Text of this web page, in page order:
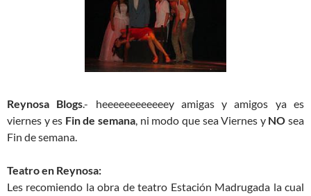
Reynosa Blogs.- heeeeeeeeeeeey amigas y amigos ya es
viernes y es Fin de semana, ni modo que sea Viernes y NO sea
Fin de semana.
Teatro en Reynosa:
Les recomiendo la obra de teatro Estación Madrugada la cual